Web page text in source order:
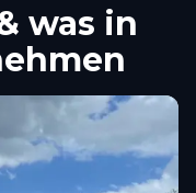
was in